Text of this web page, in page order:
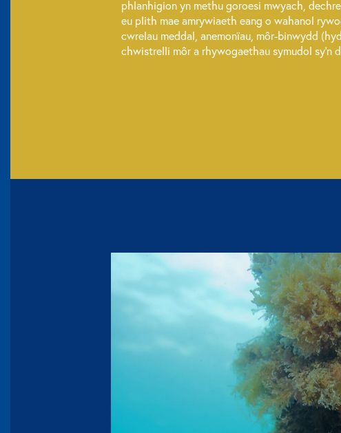
phlanhigion yn methu goroesi mwyach,
eu plith mae amrywiaeth eang o wahanol
cwrelau meddal, anemonïau, môr-binwydd
chwistrelli môr a rhywogaethau symudol sy’n